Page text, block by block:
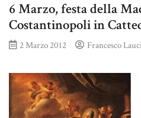
6 Marzo, festa della
Costantinopoli in
2 Marzo 2012 Francesco